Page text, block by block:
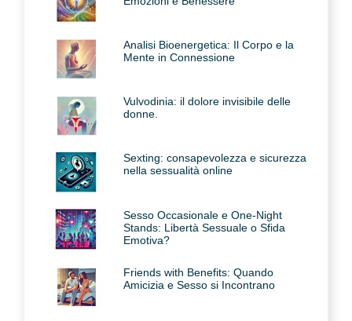
Analisi Bioenergetica: Il Corpo e la
Mente in Connessione
Vulvodinia: il dolore invisibile delle
donne.
Sexting: consapevolezza e sicurezza
nella sessualità online
Sesso Occasionale e One-Night
Stands: Libertà Sessuale o Sfida
Emotiva?
Friends with Benefits: Quando
Amicizia e Sesso si Incontrano